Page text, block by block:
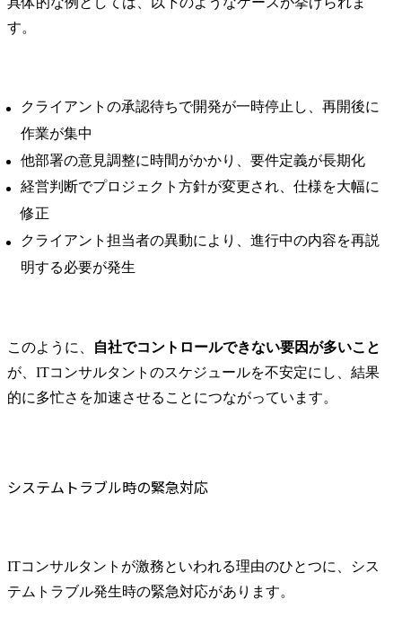
す。
クライアントの承認待ちで開発が一時停止し、再開後に
作業が集中
他部署の意見調整に時間がかかり、要件定義が長期化
経営判断でプロジェクト方針が変更され、仕様を大幅に
修正
クライアント担当者の異動により、進行中の内容を再説
明する必要が発生
このように、
自社でコントロールできない要因が多いこと
が、ITコンサルタントのスケジュールを不安定にし、結果
的に多忙さを加速させることにつながっています。
システムトラブル時の緊急対応
ITコンサルタントが激務といわれる理由のひとつに、シス
テムトラブル発生時の緊急対応があります。